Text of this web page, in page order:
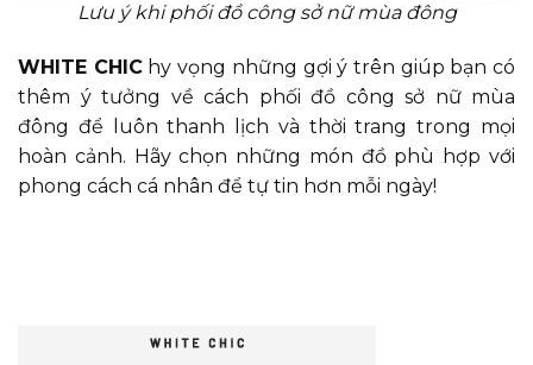
Lưu ý khi phối đồ công sở nữ mùa đông
WHITE CHIChy vọng những gợi ý trên giúp bạn có
thêm ý tưởng về cách phối đồ công sở nữ mùa
đông để luôn thanh lịch và thời trang trong mọi
hoàn cảnh. Hãy chọn những món đồ phù hợp với
phong cách cá nhân để tự tin hơn mỗi ngày!